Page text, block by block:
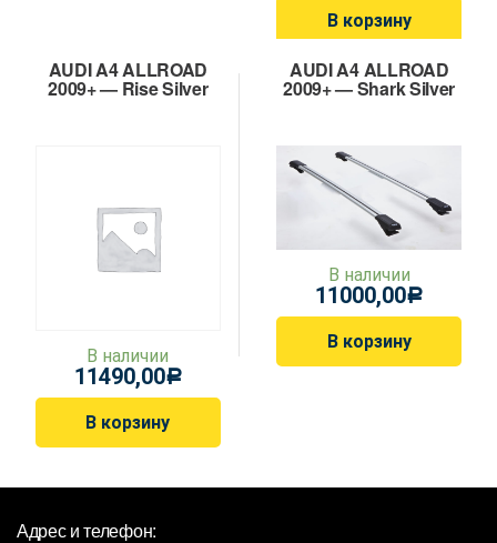
В корзину
AUDI A4 ALLROAD
2009+ — Rise Silver
В наличии
11490,00Р
В корзину
AUDI A4 ALLROAD
2009+ — Shark Silver
В наличии
11000,00Р
В корзину
Адрес и телефон: